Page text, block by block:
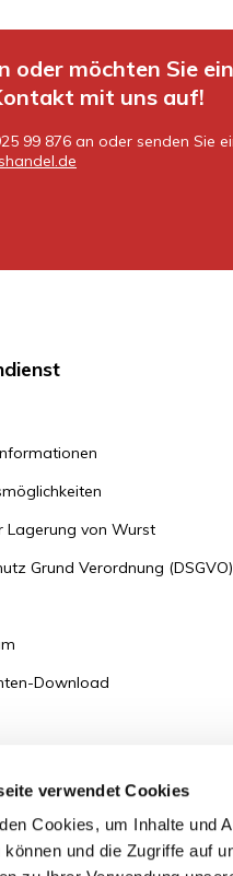
verwendet Cookies
Cookies, um Inhalte und
können und die Zugriffe auf
oder möchten Sie
mit uns auf!
99 876 an oder senden Sie
Lagerung von Wurst
Grund Verordnung (DSGVO)
Download